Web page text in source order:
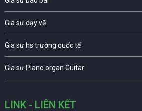
Gia sư dạy vẽ
Gia sư hs trường quốc tế
Gia sư Piano organ Guitar
LINK - LIÊN KẾT